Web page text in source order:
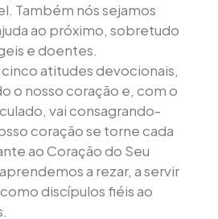
Também nós sejamos
ao próximo, sobretudo
e doentes.
atitudes devocionais,
o nosso coração e, com o
vai consagrando-
coração se torne cada
ao Coração do Seu
a rezar, a servir
discípulos fiéis ao